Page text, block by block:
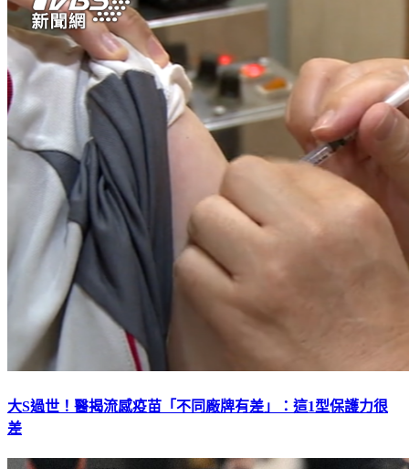
大S過世！醫揭流感疫苗「不同廠牌有差」：這1型保護力很
差